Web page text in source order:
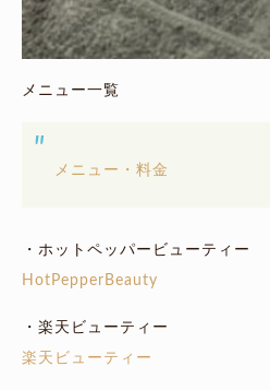
メニュー一覧
メニュー・料金
・ホットペッパービューティー
HotPepperBeauty
・楽天ビューティー
楽天ビューティー